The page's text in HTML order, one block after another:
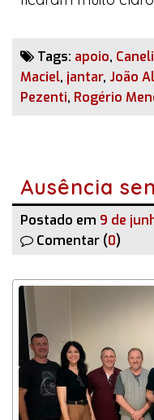
Tags: apoio,
Maciel, jantar, João
Pezenti, Rogério
Ausência
Postado em 9 de
Comentar (0)